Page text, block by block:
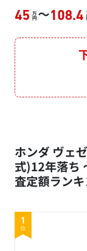
45 万
円 ～108.4
ホンダ ヴェ
式)12年落ち
査定額ラン
1
位